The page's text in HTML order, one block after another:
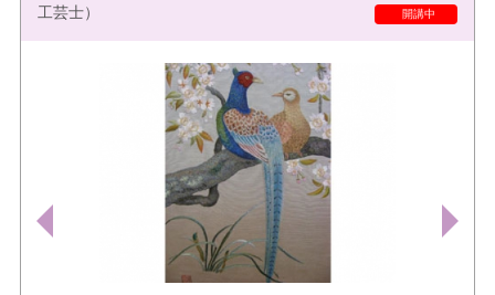
開講中
工芸士）